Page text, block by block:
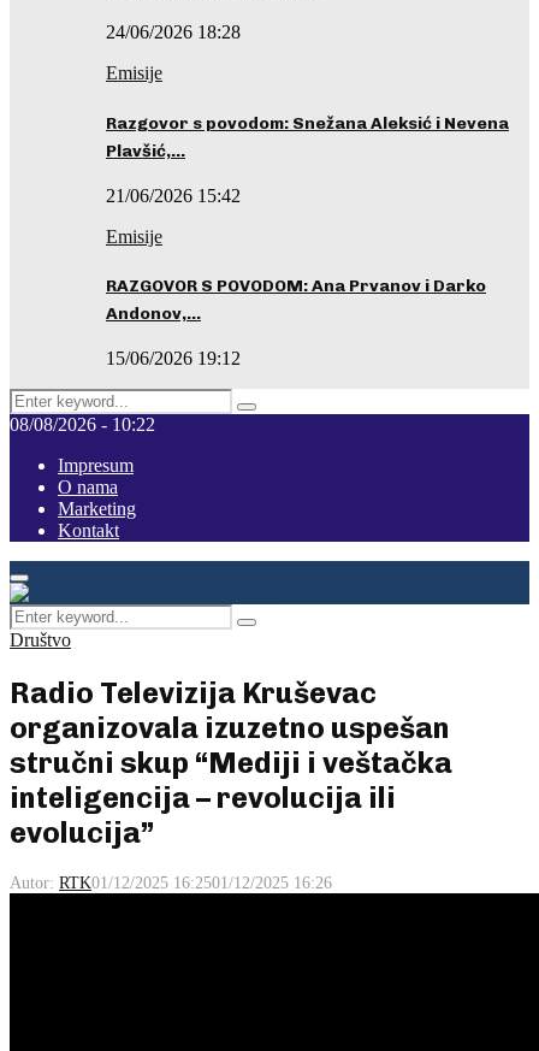
24/06/2026 18:28
Emisije
Razgovor s povodom: Snežana Aleksić i Nevena
Plavšić,…
21/06/2026 15:42
Emisije
RAZGOVOR S POVODOM: Ana Prvanov i Darko
Andonov,…
15/06/2026 19:12
Search
for:
Pretraga
08/08/2026 - 10:22
Impresum
O nama
Marketing
Kontakt
Facebook
Instagram
Youtube
Primary
Menu
Search
for:
Pretraga
Društvo
Radio Televizija Kruševac
organizovala izuzetno uspešan
stručni skup “Mediji i veštačka
inteligencija – revolucija ili
evolucija”
Autor: RTK01/12/2025 16:2501/12/2025 16:26